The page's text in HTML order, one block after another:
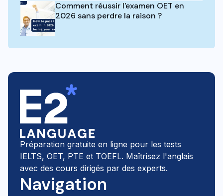
Comment réussir l'examen OET en
2026 sans perdre la raison ?
Préparation gratuite en ligne pour les tests
IELTS, OET, PTE et TOEFL. Maîtrisez l'anglais
avec des cours dirigés par des experts.
Navigation